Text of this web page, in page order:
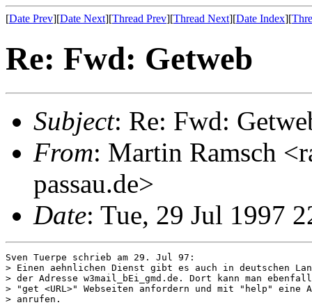
[Date Prev][Date Next][Thread Prev][Thread Next][Date Index][
Re: Fwd: Getweb
Subject: Re: Fwd:
From: Martin Ramsch
passau.de>
Date: Tue, 29 Jul 1997
Sven Tuerpe schrieb am 29. Jul 97:
> Einen aehnlichen Dienst gibt es auch in deutschen
> der Adresse w3mail_bEi_gmd.de. Dort kann man
> "get <URL>" Webseiten anfordern und mit "help" eine
> anrufen.